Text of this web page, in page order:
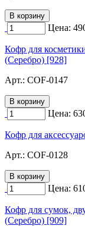
Цена:
Кофр для
(Серебро) [928]
Арт.: COF-0147
Цена:
Кофр для
Арт.: COF-0128
Цена:
Кофр для сумок,
(Серебро) [909]